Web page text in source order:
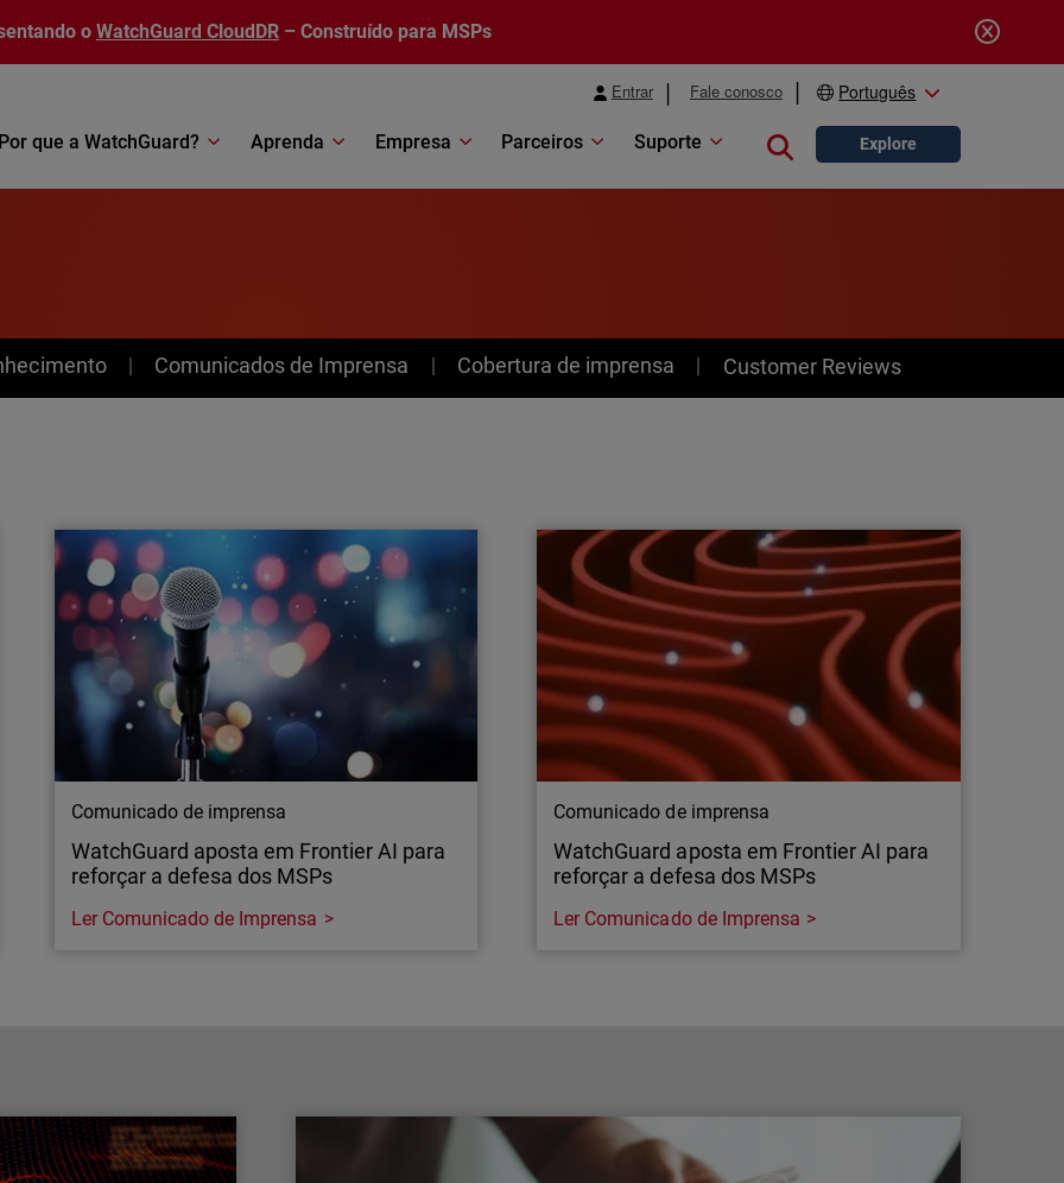
o WatchGuard CloudDR – Construído para MSPs
Entrar Fale conosco Português
Por que a WatchGuard? Aprenda Empresa Parceiros Suporte Close search
Explore
Comunicados de Imprensa Cobertura de imprensa Customer Reviews
Comunicado de imprensa
WatchGuard aposta em Frontier AI para
reforçar a defesa dos MSPs
cibersegurança unificada para fornecedores
de serviços geridos (MSPs), anunciou hoje
novos investimentos em IA de fronteira para
Ler Comunicado de Imprensa
Comunicado de imprensa
WatchGuard aposta em Frontier AI para
reforçar a defesa dos MSPs
WatchGuard® Technologies, líder global em
cibersegurança unificada para fornecedores
de serviços geridos (MSPs), anunciou hoje
Ler Comunicado de Imprensa